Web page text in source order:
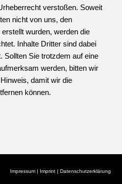
verstoßen. Soweit
nicht von uns, den
wurden, werden die
Inhalte Dritter sind dabei
Sollten Sie trotzdem auf eine
werden, bitten wir
damit wir die
können.
Impressum| Imprint| Datenschutzerklärung